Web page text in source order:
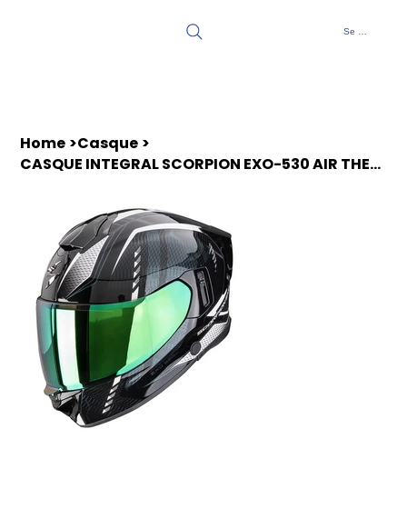
Se connecter
Home >Casque >
CASQUE INTEGRAL SCORPION EXO-530 AIR THERAS NOIR-CAMELEON-BLANC